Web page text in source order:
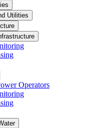
Utilities
Operators